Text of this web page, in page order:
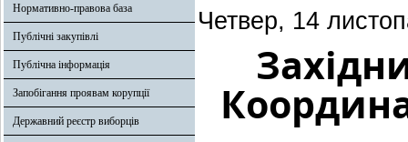
Нормативно-правова база
Публічні закупівлі
Публічна інформація
Запобігання проявам корупції
Державний реєстр виборців
Четвер, 14